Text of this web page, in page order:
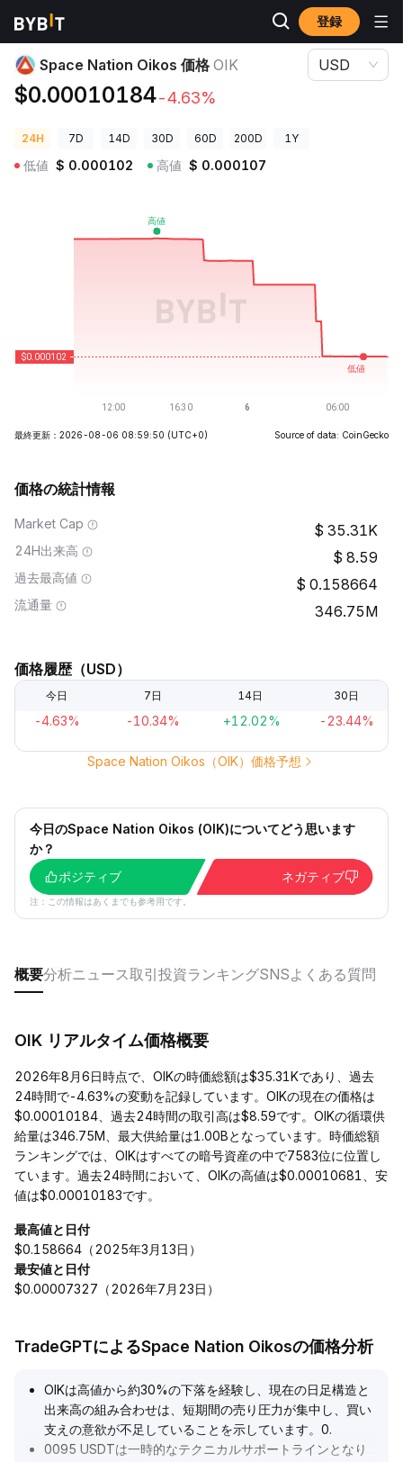
登録
暗号資産価格
Space Nation Oikos 価格 OIK
$0.00010184-4.63%
USD
24H 7D 14D 30D 60D 200D 1Y
低値 $ 0.000102 高値 $ 0.000107
最終更新：2026-08-06 08:59:50 (UTC+0) Source of data: CoinGecko
価格の統計情報
Market Cap 35.31K
24H出来高 8.59
過去最高値 0.158664
流通量 346.75M
価格履歴（USD）
今日 7日 14日 30日
-4.63% -10.34% +12.02% -23.44%
Space Nation Oikos（OIK）価格予想
今日のSpace Nation Oikos (OIK)についてどう思います
か？
ポジティブ
ネガティブ
注：この情報はあくまでも参考用です。
概要分析ニュース取引投資ランキングSNSよくある質問
OIK リアルタイム価格概要
2026年8月6日時点で、OIKの時価総額は$35.31Kであり、過去
24時間で-4.63%の変動を記録しています。OIKの現在の価格は
$0.00010184、過去24時間の取引高は$8.59です。OIKの循環供
給量は346.75M、最大供給量は1.00Bとなっています。時価総額
ランキングでは、OIKはすべての暗号資産の中で7583位に位置し
ています。過去24時間において、OIKの高値は$0.00010681、安
値は$0.00010183です。
最高値と日付
$0.158664（2025年3月13日）
最安値と日付
$0.00007327（2026年7月23日）
TradeGPTによるSpace Nation Oikosの価格分析
OIKは高値から約30%の下落を経験し、現在の日足構造と
出来高の組み合わせは、短期間の売り圧力が集中し、買い
支えの意欲が不足していることを示しています。0.
0095 USDTは一時的なテクニカルサポートラインとなり